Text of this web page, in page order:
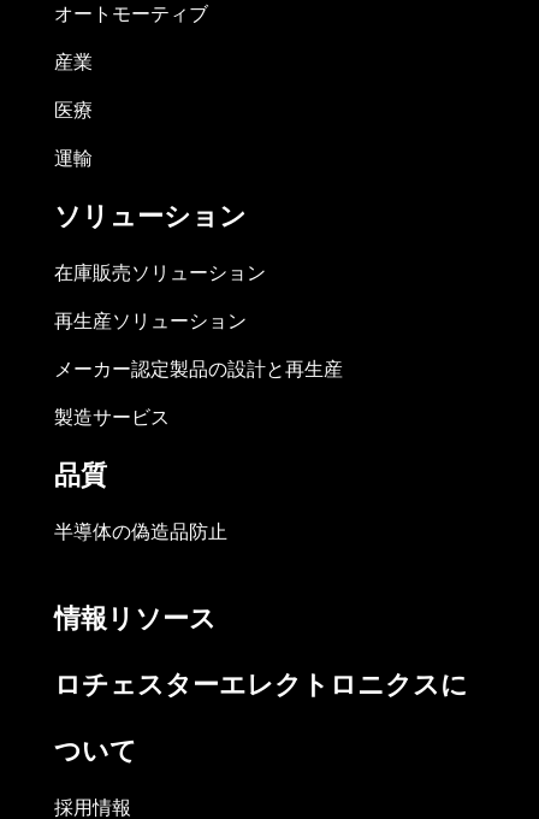
オートモーティブ
産業
医療
運輸
ソリューション
在庫販売ソリューション
再生産ソリューション
メーカー認定製品の設計と再生産
製造サービス
品質
半導体の偽造品防止
情報リソース
ロチェスターエレクトロニクスに
ついて
採用情報